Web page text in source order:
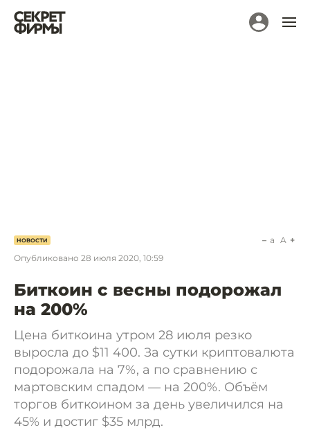
НОВОСТИ
Опубликовано 28 июля 2020, 10:59
a A
Биткоин с весны подорожал
на 200%
Цена биткоина утром 28 июля резко
выросла до $11 400. За сутки криптовалюта
подорожала на 7%, а по сравнению с
мартовским спадом — на 200%. Объём
торгов биткоином за день увеличился на
45% и достиг $35 млрд.